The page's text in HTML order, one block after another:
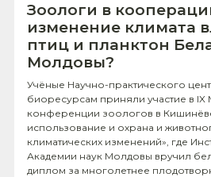
Зоологи в
изменение климата
птиц и планктон
Молдовы?
Учёные Научно-практического
биоресурсам приняли участие в
конференции зоологов в
использование и охрана и
климатических изменений», где
Академии наук Молдовы вручил
диплом за многолетнее